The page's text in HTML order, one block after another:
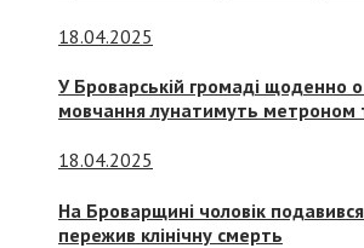
18.04.2025
У Броварській громаді щоденно
мовчання лунатимуть метроном
18.04.2025
На Броварщині чоловік
пережив клінічну смерть